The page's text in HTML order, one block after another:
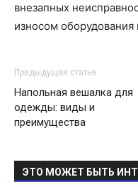
внезапных
износом
Предыдущая статья
Напольная вешалка для
одежды: виды и
преимущества
ЭТО МОЖЕТ БЫТЬ